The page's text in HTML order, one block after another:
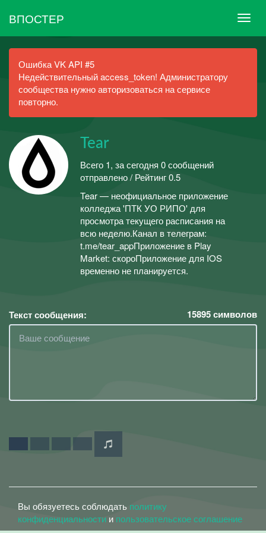
ВПОСТЕР
Ошибка VK API #5
Недействительный access_token! Администратору
сообщества нужно авторизоваться на сервисе
повторно.
Tear
Всего 1, за сегодня 0 сообщений
отправлено / Рейтинг 0.5
Tear — неофициальное приложение
колледжа 'ПТК УО РИПО' для
просмотра текущего расписания на
всю неделю.Канал в телеграм:
t.me/tear_appПриложение в Play
Market: скороПриложение для IOS
временно не планируется.
Текст сообщения: 15895символов
Вы обязуетесь соблюдать политику
конфиденциальности и пользовательское соглашение